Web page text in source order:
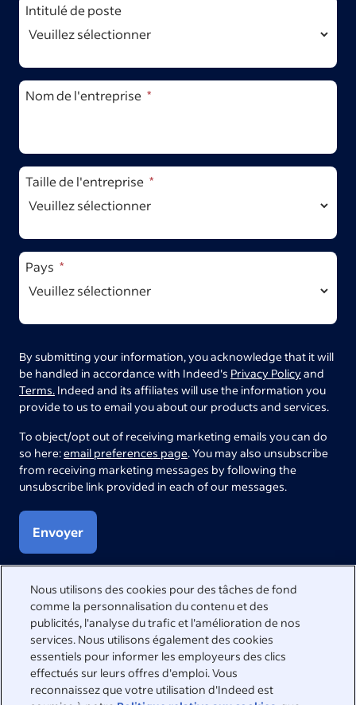
Nous utilisons des cookies pour des tâches de fond
comme la personnalisation du contenu et des
publicités, l'analyse du trafic et l'amélioration de nos
services. Nous utilisons également des cookies
essentiels pour informer les employeurs des clics
effectués sur leurs offres d'emploi. Vous
reconnaissez que votre utilisation d'Indeed est
Intitulé de poste
Nom de l'entreprise
Taille de l'entreprise
Pays
By submitting your information, you acknowledge that it will
be handled in accordance with Indeed's Privacy Policyand
Terms. Indeed and its affiliates will use the information you
provide to us to email you about our products and services.
To object/opt out of receiving marketing emails you can do
so here:email preferences page. You may also unsubscribe
from receiving marketing messages by following the
unsubscribe link provided in each of our messages.
Envoyer
Nous sommes à vos côtés
Pour obtenir des réponses aux questions les plus courantes,
consultez notre centre d'aide ou contactez-nous
directement.